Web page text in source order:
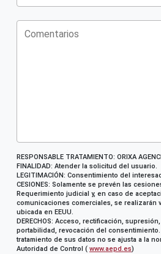
RESPONSABLE TRATAMIENTO: ORIXA
FINALIDAD: Atender la solicitud del usuario.
LEGITIMACIÓN: Consentimiento del
CESIONES: Solamente se prevén las
Requerimiento judicial y, en caso de
comunicaciones comerciales, se realizarán
ubicada en EEUU.
DERECHOS: Acceso, rectificación,
portabilidad, revocación del
tratamiento de sus datos no se ajusta a la
Autoridad de Control ( www.aepd.es)